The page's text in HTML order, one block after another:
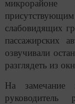
слабовидящих
пассажирских
озвучивали
разглядеть из
На замечание
руководитель